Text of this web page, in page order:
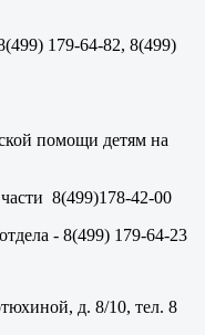
179-64-82, 8(499)
помощи детям на
8(499)178-42-00
- 8(499) 179-64-23
д. 8/10, тел. 8